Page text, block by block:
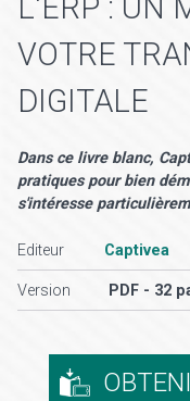
L'ERP : UN
VOTRE
DIGITALE
Dans ce livre blanc,
pratiques pour bien
s'intéresse
Editeur Captivea
Version PDF - 32